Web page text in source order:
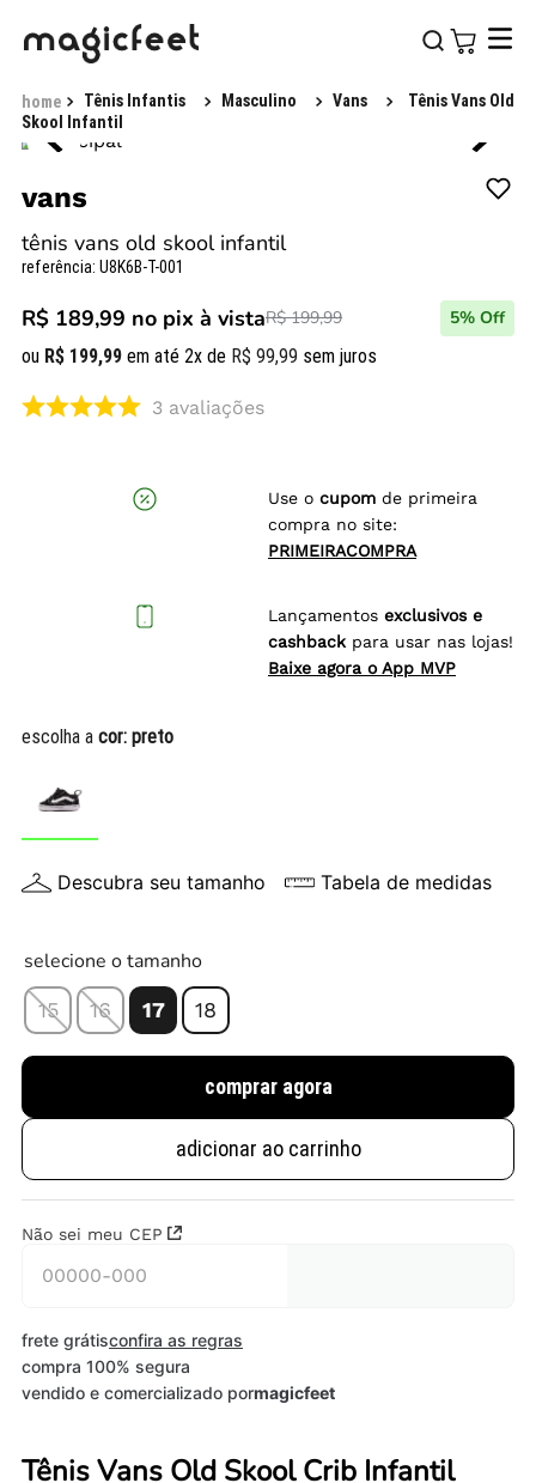
Tênis Infantis Masculino Vans
Tênis Vans Old
Skool Infantil
vans
tênis vans old skool infantil
referência: U8K6B-T-001
R$ 189,99 no pix à vistaR$ 199,99 5% Off
ou R$ 199,99 em até 2x de R$ 99,99 sem juros
3 avaliações
Use o cupom de primeira
compra no site:
PRIMEIRACOMPRA
Lançamentos exclusivos e
cashback para usar nas lojas!
Baixe agora o App MVP
escolha a cor: preto
Descubra seu tamanho Tabela de medidas
selecione o tamanho
15 16 17 18
comprar agora
adicionar ao carrinho
Não sei meu CEP
frete grátisconfira as regras
compra 100% segura
vendido e comercializado pormagicfeet
Tênis Vans Old Skool Crib Infantil